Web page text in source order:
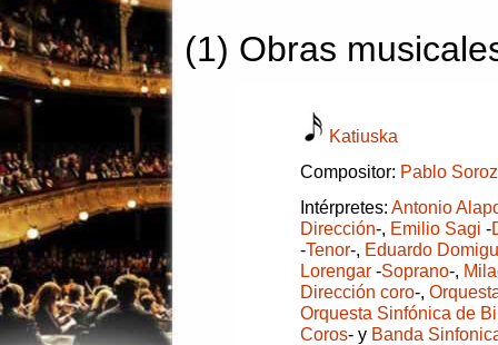
(1) Obras
Katiuska
Compositor: Pablo
Intérpretes: Antonio
Dirección-, Emilio Sagi -
-Tenor-, Eduardo
Lorengar -Soprano-,
Dirección coro-,
Orquesta Sinfónica de
Coros- y Banda